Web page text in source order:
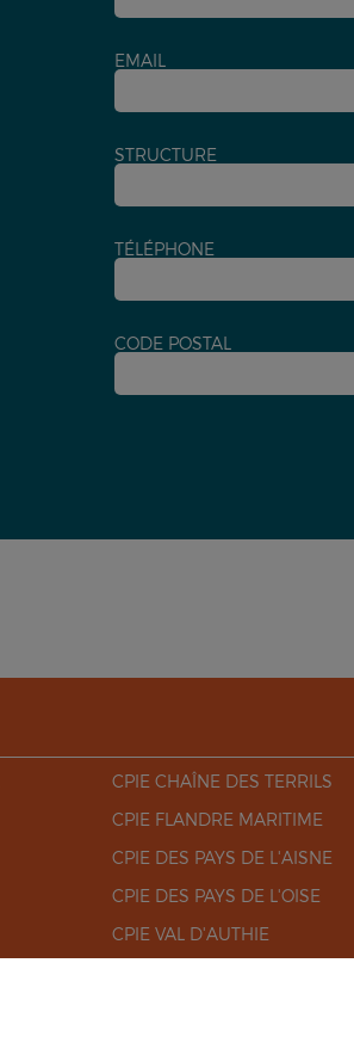
EMAIL
STRUCTURE
TÉLÉPHONE
CODE POSTAL
CPIE CHAÎNE DES TERRILS
CPIE FLANDRE MARITIME
CPIE DES PAYS DE L'AISNE
CPIE DES PAYS DE L'OISE
CPIE VAL D'AUTHIE